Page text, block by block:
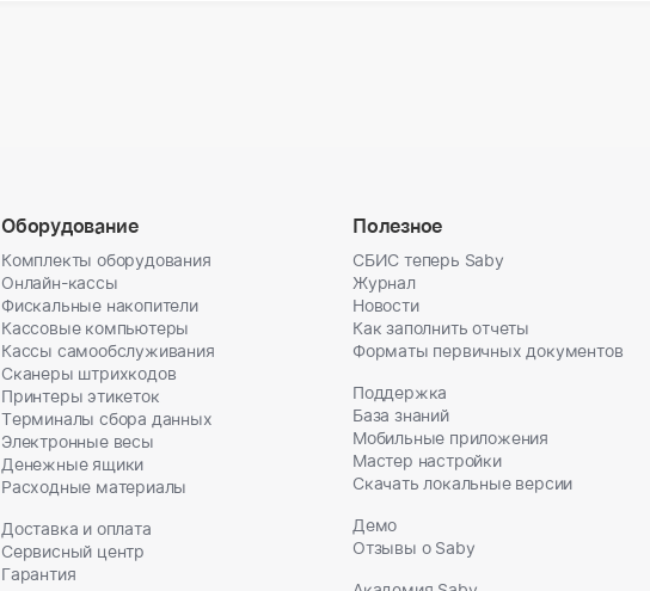
Оборудование
Комплекты оборудования
Онлайн-кассы
Фискальные накопители
Кассовые компьютеры
Кассы самообслуживания
Сканеры штрихкодов
Принтеры этикеток
Терминалы сбора данных
Электронные весы
Денежные ящики
Расходные материалы
Доставка и оплата
Сервисный центр
Гарантия
Полезное
СБИС теперь Saby
Журнал
Новости
Как заполнить отчеты
Форматы первичных документов
Поддержка
База знаний
Мобильные приложения
Мастер настройки
Скачать локальные версии
Демо
Отзывы о Saby